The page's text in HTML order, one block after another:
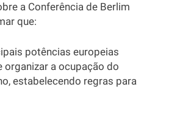
a Conferência de Berlim
que:
potências europeias
organizar a ocupação do
estabelecendo regras para